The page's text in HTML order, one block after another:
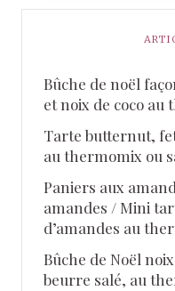
Bûche de noël
et noix de coco au
Tarte butternut,
au thermomix ou
Paniers aux
amandes / Mini
d’amandes au
Bûche de Noël
beurre salé, au